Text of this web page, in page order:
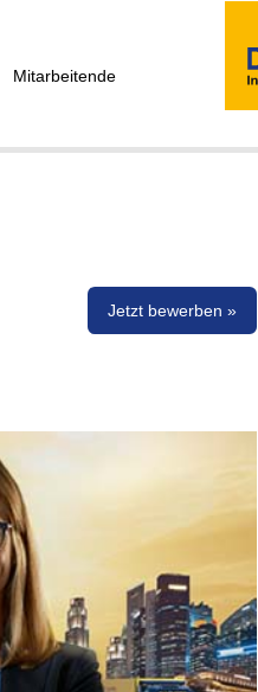
Mitarbeitende
Jetzt bewerben »